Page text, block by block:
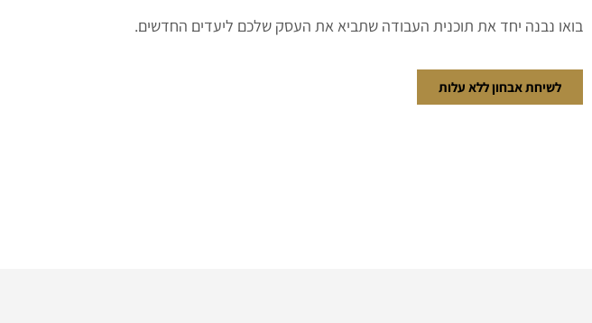
בואו נבנה יחד את תוכנית העבודה שתביא את העסק שלכם ליעדים החדשים.
לשיחת אבחון ללא עלות